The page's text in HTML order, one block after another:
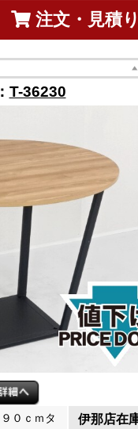
注文・見積
T-36230
０ｃｍタ 伊那店在